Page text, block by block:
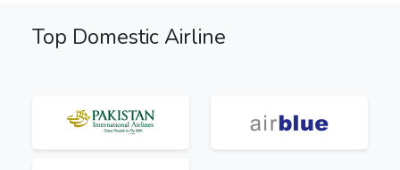
Top Domestic Airline